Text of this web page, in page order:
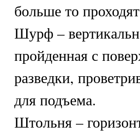
больше то
Шурф –
пройденная с
разведки,
для подъема.
Штольня –